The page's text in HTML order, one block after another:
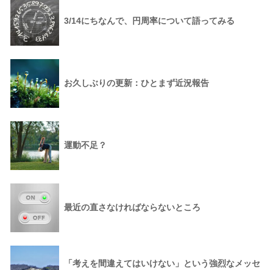
3/14にちなんで、円周率について語ってみる
お久しぶりの更新：ひとまず近況報告
運動不足？
最近の直さなければならないところ
「考えを間違えてはいけない」という強烈なメッセ